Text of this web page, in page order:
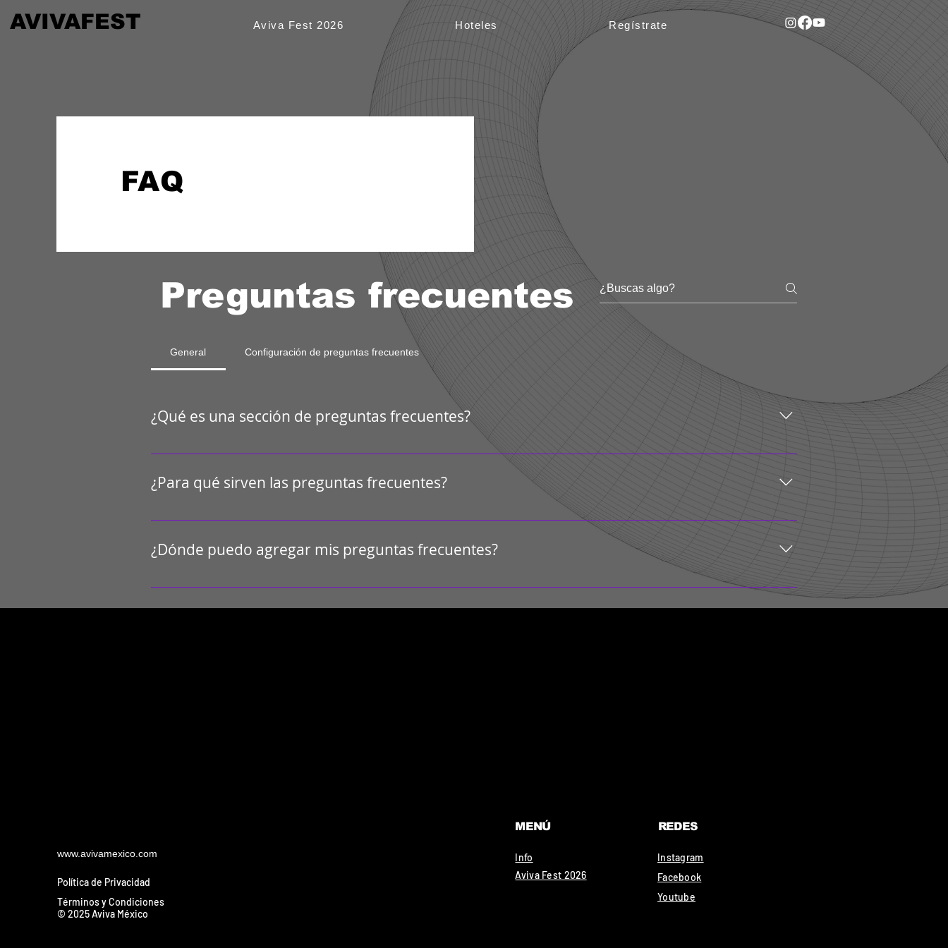
AVIVAFEST Aviva Fest 2026 Hoteles Regístrate
FAQ
Preguntas frecuentes
General Configuración de preguntas frecuentes
¿Qué es una sección de preguntas frecuentes?
Una sección de preguntas frecuentes sirve para responder rápidamente a preguntas comunes sobre tu negocio. P. ej.,"¿A dónde haces
envíos?", "¿Cuál es el horario de atención?" o "¿Cómo se puede reservar un servicio?".
¿Para qué sirven las preguntas frecuentes?
Las preguntas frecuentes son una excelente manera de ayudar a los visitantes del sitio a encontrar respuestas rápidas a preguntas
¿Dónde puedo agregar mis preguntas frecuentes?
Las preguntas frecuentes se pueden agregar a cualquier página de tu sitio y también a tu app móvil de Wix, para que los miembros
www.avivamexico.com
Política de Privacidad
Términos y Condiciones
© 2025 Aviva México
MENÚ
Aviva Fest 2026
Info
REDES
Instagram
Facebook
Youtube